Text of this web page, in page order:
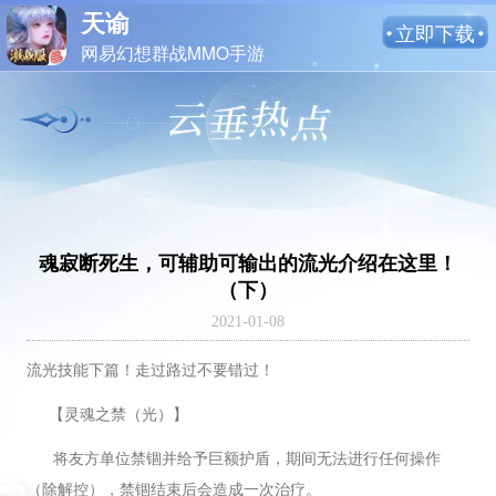
天谕
网易幻想群战MMO手游
立即下载
魂寂断死生，可辅助可输出的流光介绍在这里！
（下）
2021-01-08
流光技能下篇！走过路过不要错过！
【灵魂之禁（光）】
将友方单位禁锢并给予巨额护盾，期间无法进行任何操作
（除解控），禁锢结束后会造成一次治疗。